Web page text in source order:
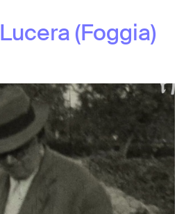
Lucera (Foggia)